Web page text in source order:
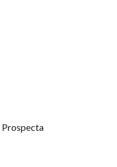
Prospecta